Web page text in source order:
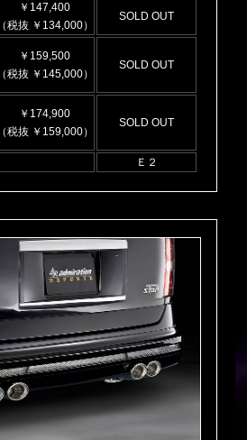
￥147,400
（税抜 ￥134,000）
SOLD OUT
￥159,500
（税抜 ￥145,000）
SOLD OUT
￥174,900
（税抜 ￥159,000）
SOLD OUT
Ｅ２